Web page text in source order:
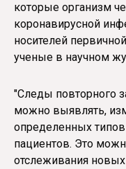
которые организм
коронавирусной
носителей
ученые в научном
"Следы повторного
можно выявлять,
определенных
пациентов. Это
отслеживания новых